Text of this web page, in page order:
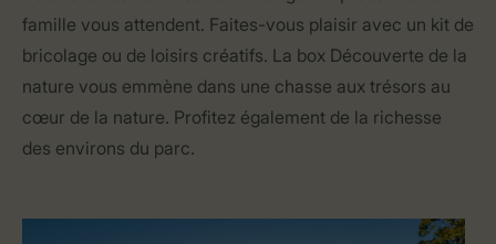
famille vous attendent. Faites-vous plaisir avec un kit de
bricolage ou de loisirs créatifs. La box Découverte de la
nature vous emmène dans une chasse aux trésors au
cœur de la nature. Profitez également de la richesse
des environs du parc.